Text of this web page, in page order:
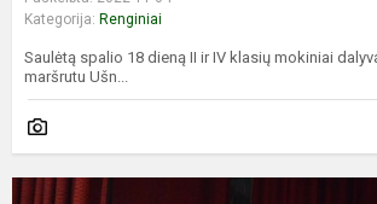
Kategorija: Renginiai
Saulėtą spalio 18 dieną II ir IV klasių mokiniai
maršrutu Ušn...